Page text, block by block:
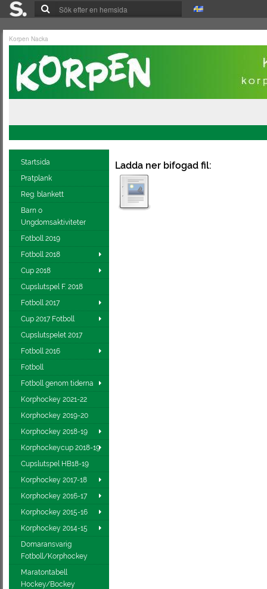
Korpen Nacka
Startsida
Pratplank
Reg. blankett
Barn o
Ungdomsaktiviteter
Fotboll 2019
Fotboll 2018
Cup 2018
Cupslutspel F. 2018
Fotboll 2017
Cup 2017 Fotboll
Cupslutspelet 2017
Fotboll 2016
Fotboll
Fotboll genom tiderna
Korphockey 2021-22
Korphockey 2019-20
Korphockey 2018-19
Korphockeycup 2018-19
Cupslutspel HB18-19
Korphockey 2017-18
Korphockey 2016-17
Korphockey 2015-16
Korphockey 2014-15
Domaransvarig
Fotboll/Korphockey
Maratontabell
Hockey/Bockey
Ladda ner bifogad fil: